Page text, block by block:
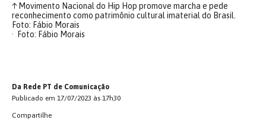
↑Movimento Nacional do Hip Hop promove marcha e pede
reconhecimento como patrimônio cultural imaterial do Brasil.
Foto: Fábio Morais
Foto: Fábio Morais
Da Rede PT de Comunicação
Publicado em 17/07/2023 às 17h30
Compartilhe